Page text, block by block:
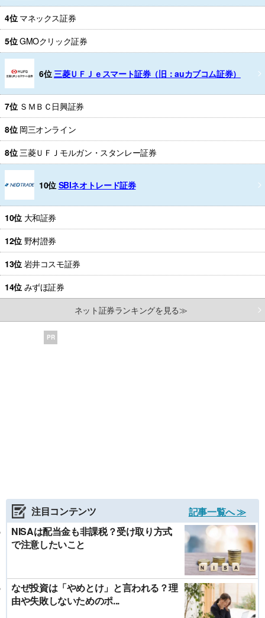
4位 マネックス証券
5位GMOクリック証券
6位 三菱ＵＦＪｅスマート証券（旧：auカブコム証券）
7位 ＳＭＢＣ日興証券
8位 岡三オンライン
8位 三菱ＵＦＪモルガン・スタンレー証券
10位 SBIネオトレード証券
10位 大和証券
12位 野村證券
13位 岩井コスモ証券
14位 みずほ証券
ネット証券ランキングを見る≫
PR
注目コンテンツ
記事一覧へ ≫
NISAは配当金も非課税？受け取り方式
で注意したいこと
なぜ投資は「やめとけ」と言われる？理
由や失敗しないためのポ...